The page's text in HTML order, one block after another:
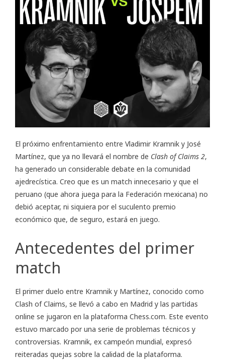
El próximo enfrentamiento entre Vladimir Kramnik y José
Martínez, que ya no llevará el nombre de Clash of Claims 2,
ha generado un considerable debate en la comunidad
ajedrecística. Creo que es un match innecesario y que el
peruano (que ahora juega para la Federación mexicana) no
debió aceptar, ni siquiera por el suculento premio
económico que, de seguro, estará en juego.
Antecedentes del primer
match
El primer duelo entre Kramnik y Martínez, conocido como
Clash of Claims, se llevó a cabo en Madrid y las partidas
online se jugaron en la plataforma Chess.com. Este evento
estuvo marcado por una serie de problemas técnicos y
controversias. Kramnik, ex campeón mundial, expresó
reiteradas quejas sobre la calidad de la plataforma.